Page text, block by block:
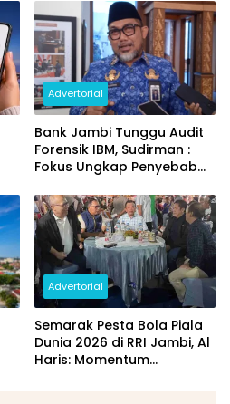
Daerah
Advertorial
Bank Jambi Tunggu Audit
Forensik IBM, Sudirman :
Fokus Ungkap Penyebab
Rp144 Miliar
Advertorial
Semarak Pesta Bola Piala
Dunia 2026 di RRI Jambi, Al
Haris: Momentum